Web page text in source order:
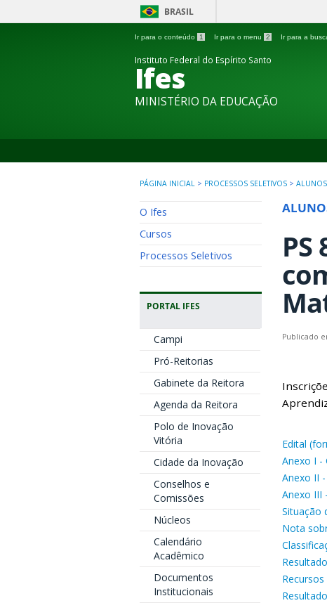
BRASIL
Ir para o conteúdo 1 Ir para o menu 2 Ir para a
Instituto Federal do Espírito Santo
Ifes
MINISTÉRIO DA EDUCAÇÃO
PÁGINA INICIAL > PROCESSOS SELETIVOS > ALUNOS
O Ifes
Cursos
Processos Seletivos
PORTAL IFES
Campi
Pró-Reitorias
Gabinete da Reitora
Agenda da Reitora
Polo de Inovação
Vitória
Cidade da Inovação
Conselhos e
Comissões
Núcleos
Calendário
Acadêmico
Documentos
Institucionais
Publicado
Edital
Anexo I -
Anexo II
Anexo III
Situação
Nota
Recursos